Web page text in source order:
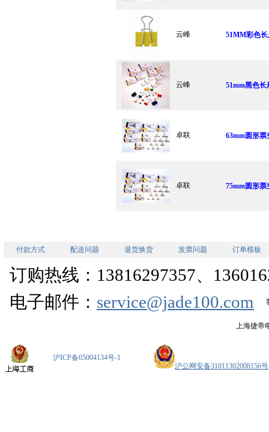
云峰 51MM彩色
云峰 51mm黑色长
卓联 63mm圆形票
卓联 75mm圆形票
付款方式 配送问题 退货换货 发票问题 订单模板
订购热线：13816297357、
电子邮件： service@jade100.com
上海捷帝
沪ICP备05004134号-1
沪公网安备31011302008156号